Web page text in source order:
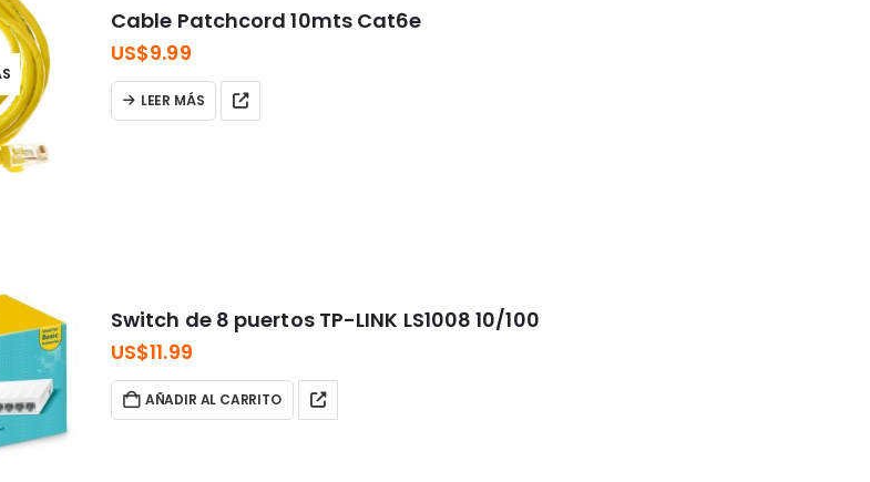
Cable Patchcord 10mts Cat6e
US$9.99
LEER MÁS
Switch de 8 puertos TP-LINK LS1008 10/100
US$11.99
AÑADIR AL CARRITO